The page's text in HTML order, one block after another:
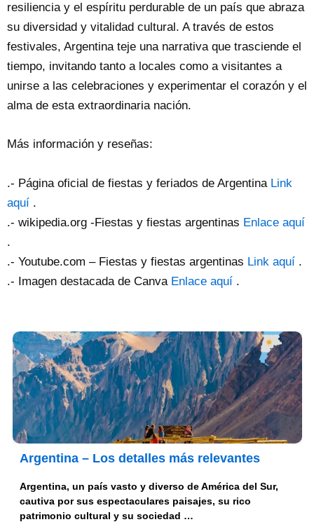
resiliencia y el espíritu perdurable de un país que abraza
su diversidad y vitalidad cultural. A través de estos
festivales, Argentina teje una narrativa que trasciende el
tiempo, invitando tanto a locales como a visitantes a
unirse a las celebraciones y experimentar el corazón y el
alma de esta extraordinaria nación.
Más información y reseñas:
.- Página oficial de fiestas y feriados de Argentina Link
aquí .
.- wikipedia.org -Fiestas y fiestas argentinas Enlace aquí
.
.- Youtube.com – Fiestas y fiestas argentinas Link aquí .
.- Imagen destacada de Canva Enlace aquí .
Argentina – Los detalles más relevantes
Argentina, un país vasto y diverso de América del Sur,
cautiva por sus espectaculares paisajes, su rico
patrimonio cultural y su sociedad …